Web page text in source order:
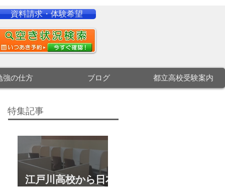
資料請求・体験希望
強の仕方 ブログ 都立高校受験案内
特集記事
江戸川高校から日本